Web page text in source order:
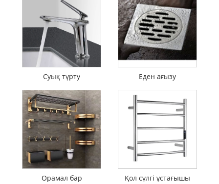
Суық түрту Еден ағызу
Орамал бар Қол сүлгі ұстағышы